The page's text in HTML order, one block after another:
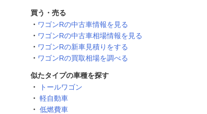
買う・売る
ワゴンRの中古車情報を見る
ワゴンRの中古車相場情報を見る
ワゴンRの新車見積りをする
ワゴンRの買取相場を調べる
似たタイプの車種を探す
トールワゴン
軽自動車
低燃費車